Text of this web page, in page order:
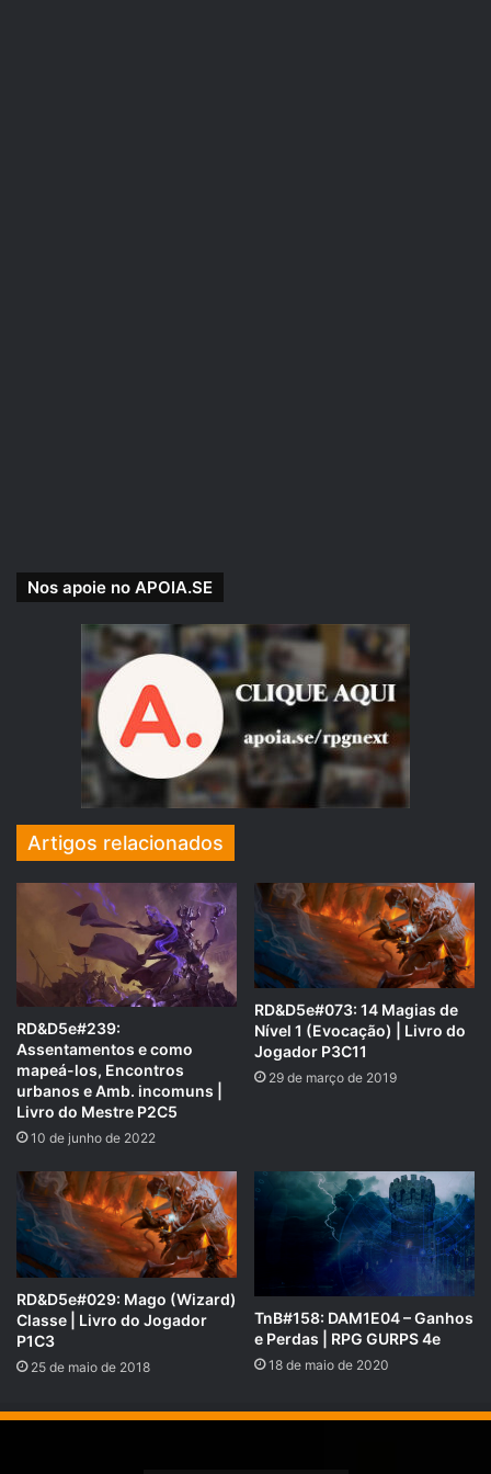
Às vezes haverá risadas. Às vezes
E provavelmente, aqui no
Tarrasque na Bota, haverá muito
desses dois!
Então se prepare!
maiores de 14 anos.
Com a participação de:
Rafael 47 – Mestre;
Anderson Lira, como Makander;
Vinicius Watzl, como Krisss;
Jônatan Paiva, como Orlan Lua de Prata;
Miguel Alves, como Bastonn Mandíbula de Sangue;
Fernando Alves, como Arquimestre Aodhan.
Edição de:
Rafael 47.
Uma produçãoRPG Next.
NOVIDADE!!!
Nos apoie no APOIA.SE
Artigos relacionados
RD&D5e#239:
Assentamentos e como
mapeá-los, Encontros
urbanos e Amb. incomuns |
Livro do Mestre P2C5
10 de junho de 2022
RD&D5e#073: 14 Magias de
Nível 1 (Evocação) | Livro do
Jogador P3C11
29 de março de 2019
RD&D5e#029: Mago (Wizard)
Classe | Livro do Jogador
P1C3
25 de maio de 2018
TnB#158: DAM1E04 – Ganhos
e Perdas | RPG GURPS 4e
18 de maio de 2020